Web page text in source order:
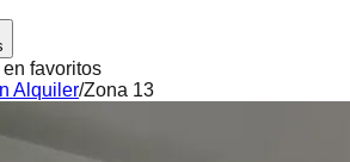
favoritos
Alquiler/Zona 13